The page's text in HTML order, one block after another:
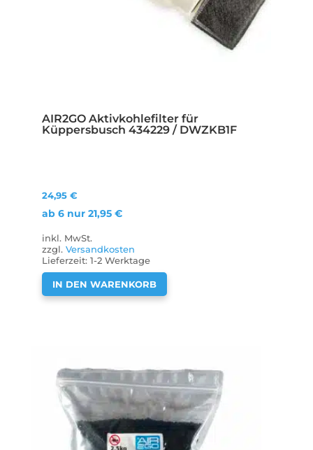
AIR2GO Aktivkohlefilter für
Küppersbusch 434229 / DWZKB1F
24,95 €
ab 6 nur 21,95 €
inkl. MwSt.
zzgl. Versandkosten
Lieferzeit: 1-2 Werktage
IN DEN WARENKORB